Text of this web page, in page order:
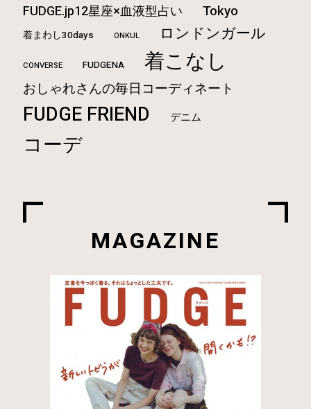
FUDGE.jp12星座×血液型占い Tokyo
着まわし30days ONKUL ロンドンガール
CONVERSE FUDGENA 着こなし
おしゃれさんの毎日コーディネート
FUDGE FRIEND デニム
コーデ
MAGAZINE